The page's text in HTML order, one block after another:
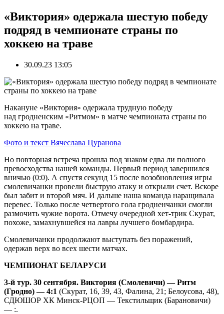
«Виктория» одержала шестую победу
подряд в чемпионате страны по
хоккею на траве
30.09.23 13:05
Накануне «Виктория» одержала трудную победу
над гродненским «Ритмом» в матче чемпионата страны по
хоккею на траве.
Фото и текст Вячеслава Цуранова
Но повторная встреча прошла под знаком едва ли полного
превосходства нашей команды. Первый период завершился
вничью (0:0). А спустя секунд 15 после возобновления игры
смолевичанки провели быструю атаку и открыли счет. Вскоре
был забит и второй мяч. И дальше наша команда наращивала
перевес. Только после четвертого гола гродненчанки смогли
размочить чужие ворота. Отмечу очередной хет-трик Скурат,
похоже, замахнувшейся на лавры лучшего бомбардира.
Смолевичанки продолжают выступать без поражений,
одержав верх во всех шести матчах.
ЧЕМПИОНАТ БЕЛАРУСИ
3-й тур. 30 сентября. Виктория (Смолевичи) — Ритм
(Гродно) — 4:1 (Скурат, 16, 39, 43, Фалина, 21; Белоусова, 48),
СДЮШОР ХК Минск-РЦОП — Текстильщик (Барановичи)
— :.